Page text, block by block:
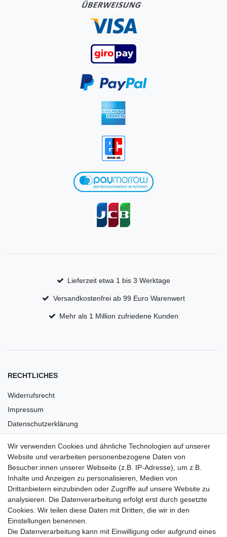
Lieferzeit etwa 1 bis 3 Werktage
Versandkostenfrei ab 99 Euro Warenwert
Mehr als 1 Million zufriedene Kunden
RECHTLICHES
Widerrufsrecht
Impressum
Datenschutzerklärung
Barrierefreiheit
Anleitungen
Vertrag widerrufen
PARTNER
Wir verwenden Cookies und ähnliche Technologien auf unserer
Website und verarbeiten personenbezogene Daten von
Besucher:innen unserer Webseite (z.B. IP-Adresse), um z.B.
Inhalte und Anzeigen zu personalisieren, Medien von
Drittanbietern einzubinden oder Zugriffe auf unsere Website zu
analysieren. Die Datenverarbeitung erfolgt erst durch gesetzte
Cookies. Wir teilen diese Daten mit Dritten, die wir in den
Einstellungen benennen.
Die Datenverarbeitung kann mit Einwilligung oder aufgrund eines